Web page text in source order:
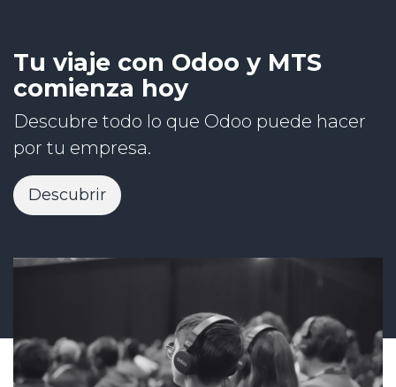
Tu viaje con Odoo y MTS
comienza hoy
Descubre todo lo que Odoo puede hacer
por tu empresa.
Descubrir